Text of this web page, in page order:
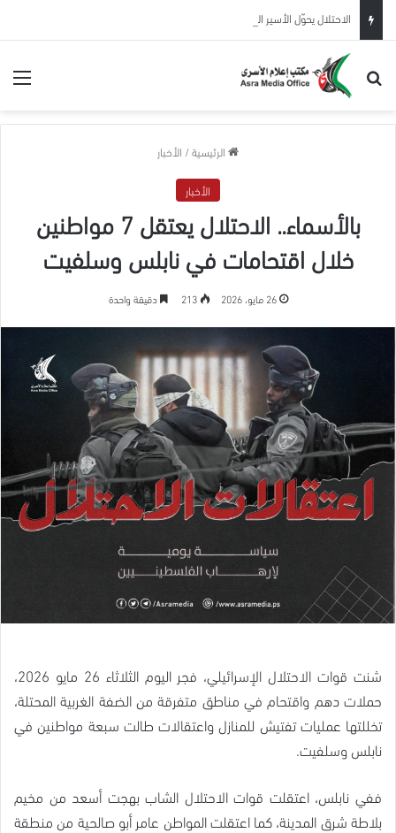
بحث عن
الرئيسية/ الأخبار
الأخبار
بالأسماء.. الاحتلال يعتقل 7 مواطنين
خلال اقتحامات في نابلس وسلفيت
26 مايو، 2026 213 دقيقة واحدة
شنت قوات الاحتلال الإسرائيلي، فجر اليوم الثلاثاء 26 مايو 2026،
حملات دهم واقتحام في مناطق متفرقة من الضفة الغربية المحتلة،
تخللتها عمليات تفتيش للمنازل واعتقالات طالت سبعة مواطنين في
نابلس وسلفيت.
ففي نابلس، اعتقلت قوات الاحتلال الشاب بهجت أسعد من مخيم
بلاطة شرق المدينة، كما اعتقلت المواطن عامر أبو صالحية من منطقة